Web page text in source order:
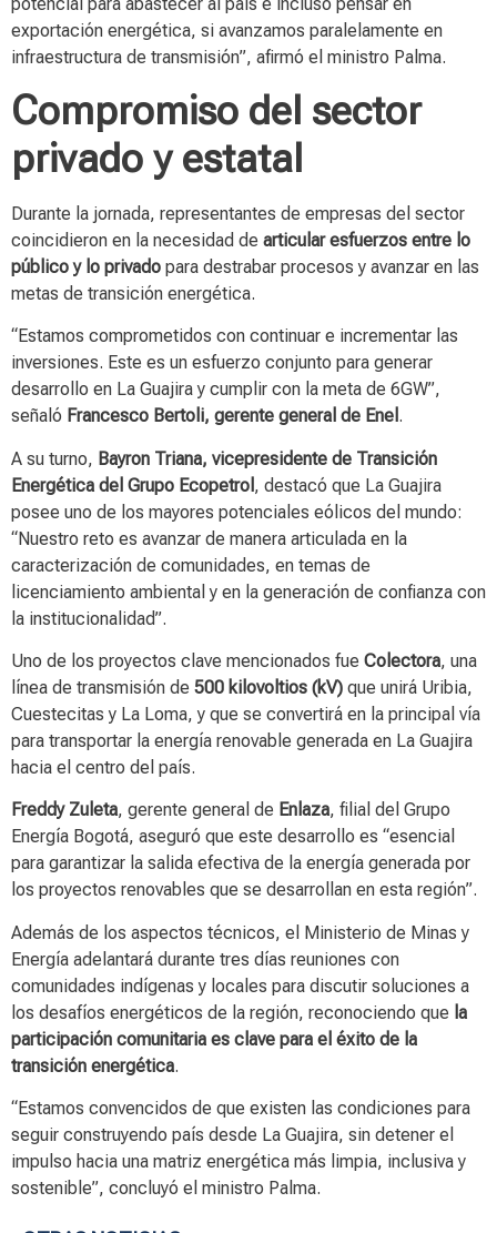
potencial para abastecer al país e incluso pensar en
exportación energética, si avanzamos paralelamente en
infraestructura de transmisión”, afirmó el ministro Palma.
Compromiso del sector
privado y estatal
Durante la jornada, representantes de empresas del sector
coincidieron en la necesidad de articular esfuerzos entre lo
público y lo privado para destrabar procesos y avanzar en las
metas de transición energética.
“Estamos comprometidos con continuar e incrementar las
inversiones. Este es un esfuerzo conjunto para generar
desarrollo en La Guajira y cumplir con la meta de 6GW”,
señaló Francesco Bertoli, gerente general de Enel .
A su turno, Bayron Triana, vicepresidente de Transición
Energética del Grupo Ecopetrol , destacó que La Guajira
posee uno de los mayores potenciales eólicos del mundo:
“Nuestro reto es avanzar de manera articulada en la
caracterización de comunidades, en temas de
licenciamiento ambiental y en la generación de confianza con
la institucionalidad”.
Uno de los proyectos clave mencionados fue Colectora, una
línea de transmisión de 500 kilovoltios (kV) que unirá Uribia,
Cuestecitas y La Loma, y que se convertirá en la principal vía
para transportar la energía renovable generada en La Guajira
hacia el centro del país.
Freddy Zuleta, gerente general de Enlaza, filial del Grupo
Energía Bogotá, aseguró que este desarrollo es “esencial
para garantizar la salida efectiva de la energía generada por
los proyectos renovables que se desarrollan en esta región”.
Además de los aspectos técnicos, el Ministerio de Minas y
Energía adelantará durante tres días reuniones con
comunidades indígenas y locales para discutir soluciones a
los desafíos energéticos de la región, reconociendo que la
participación comunitaria es clave para el éxito de la
transición energética.
“Estamos convencidos de que existen las condiciones para
seguir construyendo país desde La Guajira, sin detener el
impulso hacia una matriz energética más limpia, inclusiva y
sostenible”, concluyó el ministro Palma.